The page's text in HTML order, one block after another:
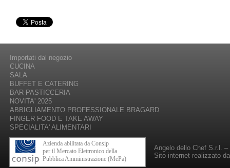
Importati dal negozio
CUCINA
SALA
BUFFET E CATERING
BAR-PASTICCERIA
NOVITA' 2025
ABBIGLIAMENTO PROFESSIONALE BRAGARD
FINGER FOOD E TAKE AWAY
SPECIALITA' ALIMENTARI
Azienda abilitata da Consip
per il Mercato Elettronico della
Pubblica Amministrazione (MePa)
Angelo dello Chef S.r.l. –
Sito internet realizzato